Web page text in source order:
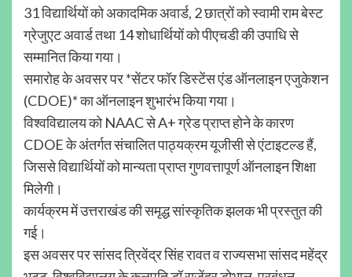
31 विद्यार्थियों को अकादमिक अवार्ड, 2 छात्रों को स्वामी राम बेस्ट
ग्रेजुएट अवार्ड तथा 14 शोधार्थियों को पीएचडी की उपाधि से
सम्मानित किया गया।
समारोह के अवसर पर *सेंटर फॉर डिस्टेंस एंड ऑनलाइन एजुकेशन
(CDOE)* का ऑनलाइन शुभारंभ किया गया।
विश्वविद्यालय को NAAC से A+ ग्रेड प्राप्त होने के कारण
CDOE के अंतर्गत संचालित पाठ्यक्रम यूजीसी से एंटाइटल्ड हैं,
जिससे विद्यार्थियों को मान्यता प्राप्त गुणवत्तापूर्ण ऑनलाइन शिक्षा
मिलेगी।
कार्यक्रम में उत्तराखंड की समृद्ध सांस्कृतिक झलक भी प्रस्तुत की
गई।
इस अवसर पर सांसद त्रिवेंद्र सिंह रावत व राज्यसभा सांसद महेंद्र